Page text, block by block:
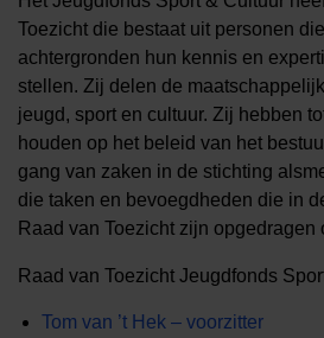
Toezicht die bestaat uit personen
achtergronden hun kennis en
stellen. Zij delen de
jeugd, sport en cultuur. Zij hebben
houden op het beleid van het
gang van zaken in de stichting
die taken en bevoegdheden die in
Raad van Toezicht zijn opgedragen
Raad van Toezicht Jeugdfonds
Tom van ’t Hek – voorzitter